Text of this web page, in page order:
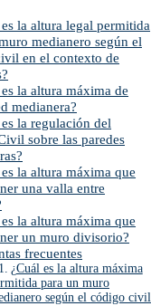
la altura legal permitida
medianero según el
en el contexto de
la altura máxima de
medianera?
la regulación del
sobre las paredes
la altura máxima que
una valla entre
la altura máxima que
un muro divisorio?
frecuentes
¿Cuál es la altura máxima
para un muro
según el código civil